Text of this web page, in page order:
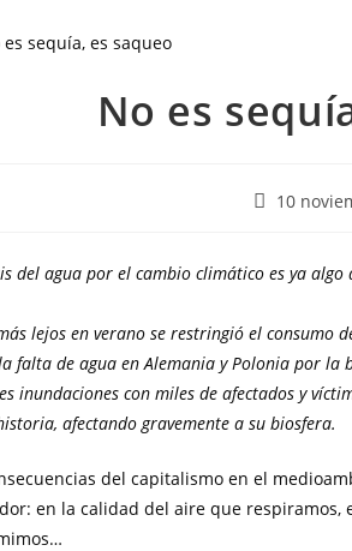
No es
10
del agua por el cambio climático es ya
lejos en verano se restringió el consumo
falta de agua en Alemania y Polonia por
inundaciones con miles de afectados y
afectando gravemente a su biosfera.
del capitalismo en el
en la calidad del aire que respiramos,